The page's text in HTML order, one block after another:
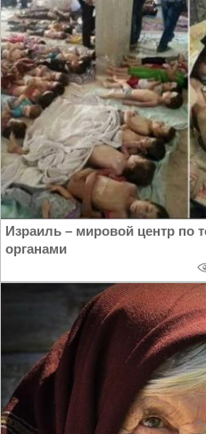
Израиль – мировой центр по
органами